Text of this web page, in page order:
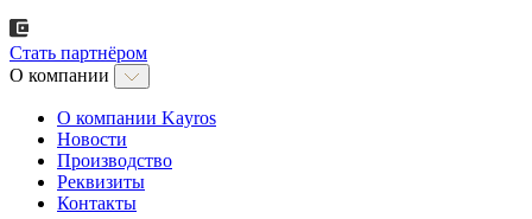
Стать партнёром
О компании
О компании Kayros
Новости
Производство
Реквизиты
Контакты